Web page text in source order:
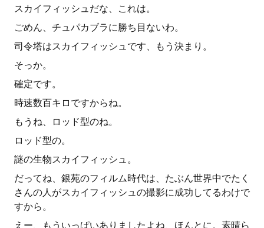
スカイフィッシュだな、これは。
ごめん、チュパカブラに勝ち目ないわ。
司令塔はスカイフィッシュです、もう決まり。
そっか。
確定です。
時速数百キロですからね。
もうね、ロッド型のね。
ロッド型の。
謎の生物スカイフィッシュ。
だってね、銀苑のフィルム時代は、たぶん世界中でたく
さんの人がスカイフィッシュの撮影に成功してるわけで
すから。
えー、もういっぱいありましたよね、ほんとに。素晴ら